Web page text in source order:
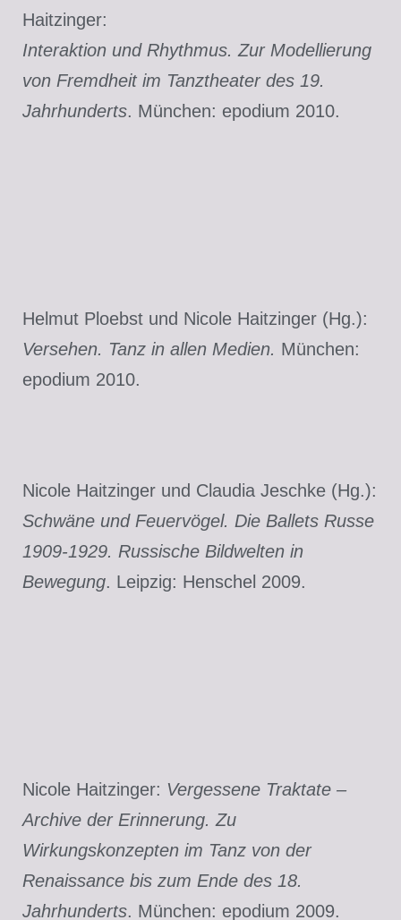
Haitzinger:
Interaktion und Rhythmus. Zur Modellierung
von Fremdheit im Tanztheater des 19.
Jahrhunderts. München: epodium 2010.
Helmut Ploebst und Nicole Haitzinger (Hg.):
Versehen. Tanz in allen Medien. München:
epodium 2010.
Nicole Haitzinger und Claudia Jeschke (Hg.):
Schwäne und Feuervögel. Die Ballets Russe
1909-1929. Russische Bildwelten in
Bewegung. Leipzig: Henschel 2009.
Nicole Haitzinger: Vergessene Traktate –
Archive der Erinnerung. Zu
Wirkungskonzepten im Tanz von der
Renaissance bis zum Ende des 18.
Jahrhunderts. München: epodium 2009.